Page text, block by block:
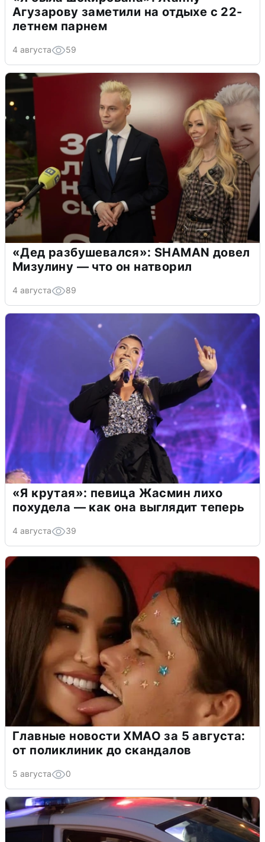
Агузарову заметили на отдыхе с 22-
летнем парнем
4 августа 59
«Дед разбушевался»: SHAMAN довел
Мизулину — что он натворил
4 августа 89
«Я крутая»: певица Жасмин лихо
похудела — как она выглядит теперь
4 августа 39
Главные новости ХМАО за 5 августа:
от поликлиник до скандалов
5 августа 0